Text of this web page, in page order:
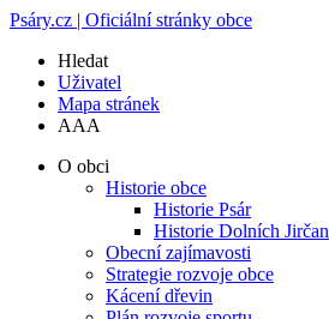
Psáry.cz | Oficiální stránky obce
Hledat
Uživatel
Mapa stránek
AAA
O obci
Historie obce
Historie Psár
Historie Dolních Jirčan
Obecní zajímavosti
Strategie rozvoje obce
Kácení dřevin